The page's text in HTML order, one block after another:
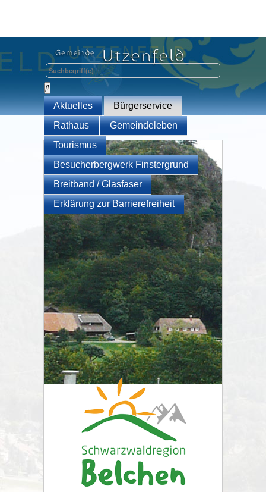
Aktuelles
Bürgerservice
Rathaus
Gemeindeleben
Tourismus
Besucherbergwerk Finstergrund
Breitband / Glasfaser
Erklärung zur Barrierefreiheit